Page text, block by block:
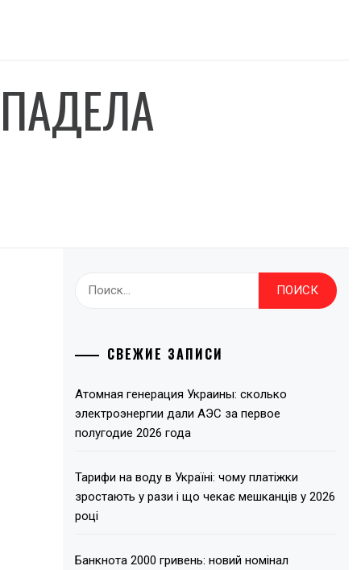
Найти:
СВЕЖИЕ ЗАПИСИ
Атомная генерация Украины: сколько
электроэнергии дали АЭС за первое
полугодие 2026 года
Тарифи на воду в Україні: чому платіжки
зростають у рази і що чекає мешканців у 2026
році
Банкнота 2000 гривень: новий номінал